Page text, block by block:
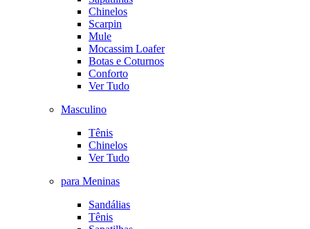
Chinelos
Scarpin
Mule
Mocassim Loafer
Botas e Coturnos
Conforto
Ver Tudo
Masculino
Tênis
Chinelos
Ver Tudo
para Meninas
Sandálias
Tênis